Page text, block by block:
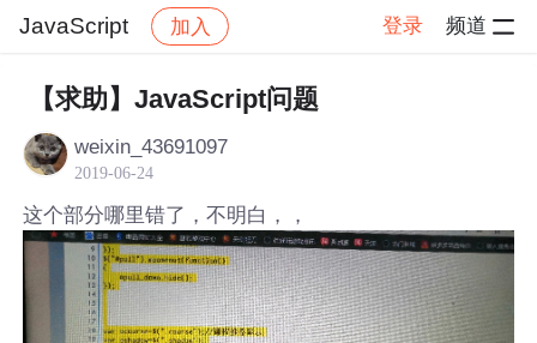
JavaScript 加入 登录 频道
社区 JavaScript 帖子详情
【求助】JavaScript问题
weixin_43691097
2019-06-24
这个部分哪里错了，不明白，，